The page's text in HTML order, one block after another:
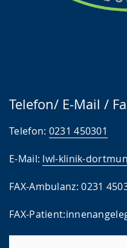
Telefon/ E-Mail /
Telefon: 0231 450301
E-Mail: lwl-klinik-
FAX-Ambulanz: 0231
FAX-